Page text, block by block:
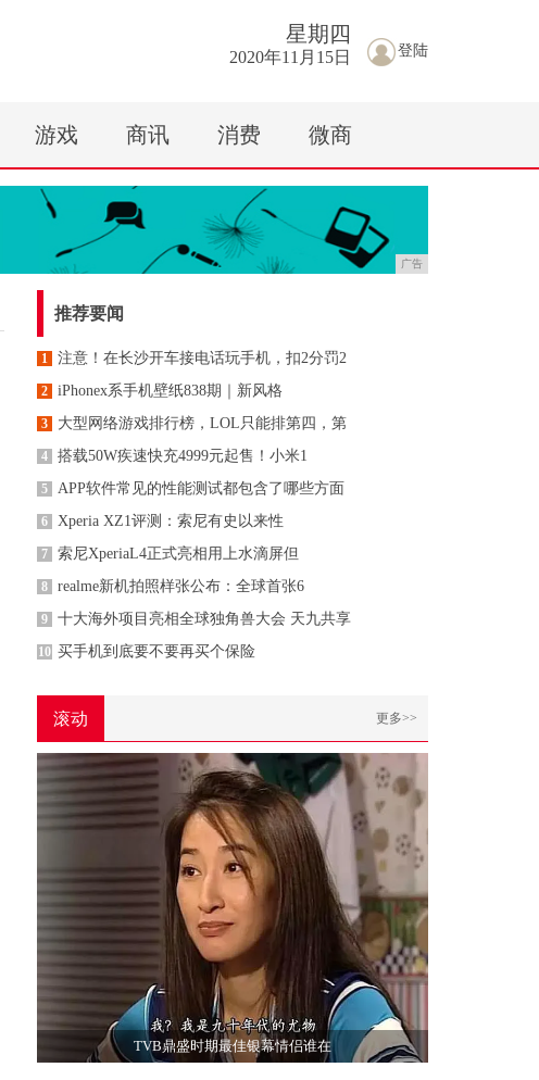
登陆
星期 四
2020年11月15日
游戏 商讯 消费 微商
广告
推荐要闻
1 注意！在长沙开车接电话玩手机，扣2分罚2
2 iPhonex系手机壁纸838期｜新风格
3 大型网络游戏排行榜，LOL只能排第四，第
4 搭载50W疾速快充4999元起售！小米1
5 APP软件常见的性能测试都包含了哪些方面
6 Xperia XZ1评测：索尼有史以来性
7 索尼XperiaL4正式亮相用上水滴屏但
8 realme新机拍照样张公布：全球首张6
9 十大海外项目亮相全球独角兽大会 天九共享
10 买手机到底要不要再买个保险
滚动 更多>>
TVB鼎盛时期最佳银幕情侣谁在